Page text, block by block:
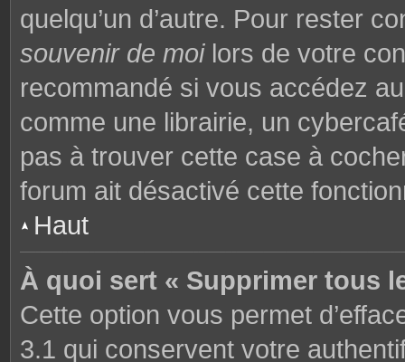
quelqu’un d’autre. Pour rester
souvenir de moilors de votre
recommandé si vous accédez
comme une librairie, un
pas à trouver cette case à
forum ait désactivé cette
Haut
À quoi sert « Supprimer tous
Cette option vous permet
3.1 qui conservent votre